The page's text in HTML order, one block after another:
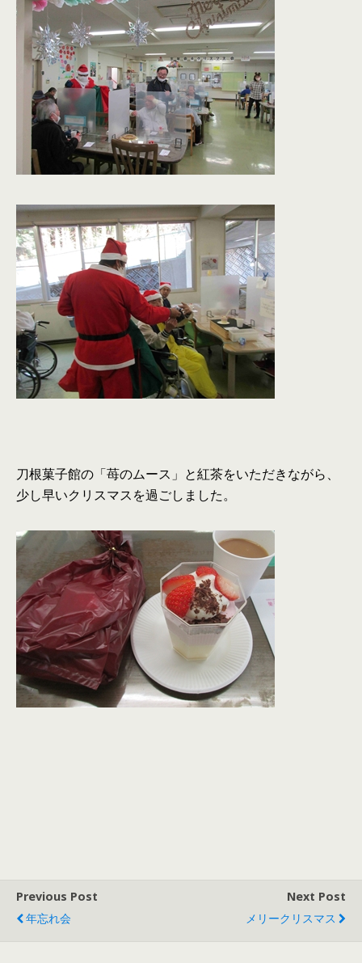
刀根菓子館の「苺のムース」と紅茶をいただきながら、
少し早いクリスマスを過ごしました。
Previous Post
年忘れ会
Next Post
メリークリスマス